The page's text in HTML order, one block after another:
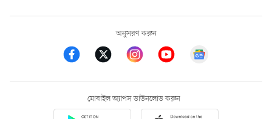
অনুসরণ করুন
মোবাইল অ্যাপস ডাউনলোড করুন